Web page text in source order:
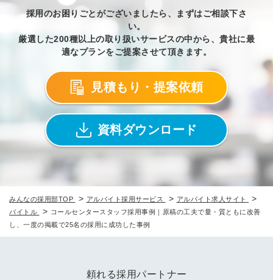
採用のお困りごとがございましたら、まずはご相談下さ
い。
厳選した200種以上の取り扱いサービスの中から、貴社に最
適なプランをご提案させて頂きます。
見積もり・提案依頼
資料ダウンロード
みんなの採用部TOP > アルバイト採用サービス > アルバイト求人サイト >
バイトル > コールセンタースタッフ採用事例｜原稿の工夫で量・質ともに改善
し、一度の掲載で25名の採用に成功した事例
頼れる採用パートナー